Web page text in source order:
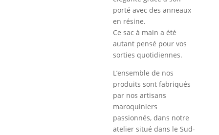
porté avec des anneaux
en résine.
Ce sac à main a été
autant pensé pour vos
sorties quotidiennes.
L’ensemble de nos
produits sont fabriqués
par nos artisans
maroquiniers
passionnés, dans notre
atelier situé dans le Sud-